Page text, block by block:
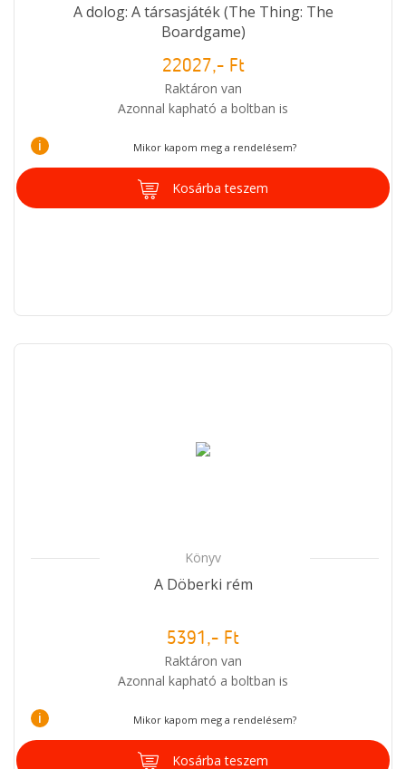
A dolog: A társasjáték (The Thing: The
Boardgame)
22027,- Ft
Raktáron van
Azonnal kapható a boltban is
i Mikor kapom meg a rendelésem?
Kosárba teszem
Könyv
A Döberki rém
5391,- Ft
Raktáron van
Azonnal kapható a boltban is
i Mikor kapom meg a rendelésem?
Kosárba teszem